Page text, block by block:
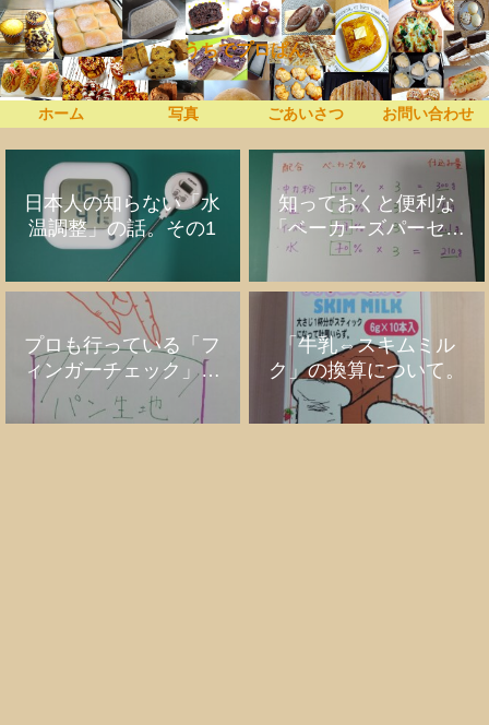
うちでプロぱん
ホーム 写真 ごあいさつ お問い合わせ
日本人の知らない「水
温調整」の話。その1
知っておくと便利な
「ベーカーズパーセン
ト」の話
プロも行っている「フ
ィンガーチェック」の
話。
「牛乳⇔スキムミル
ク」の換算について。